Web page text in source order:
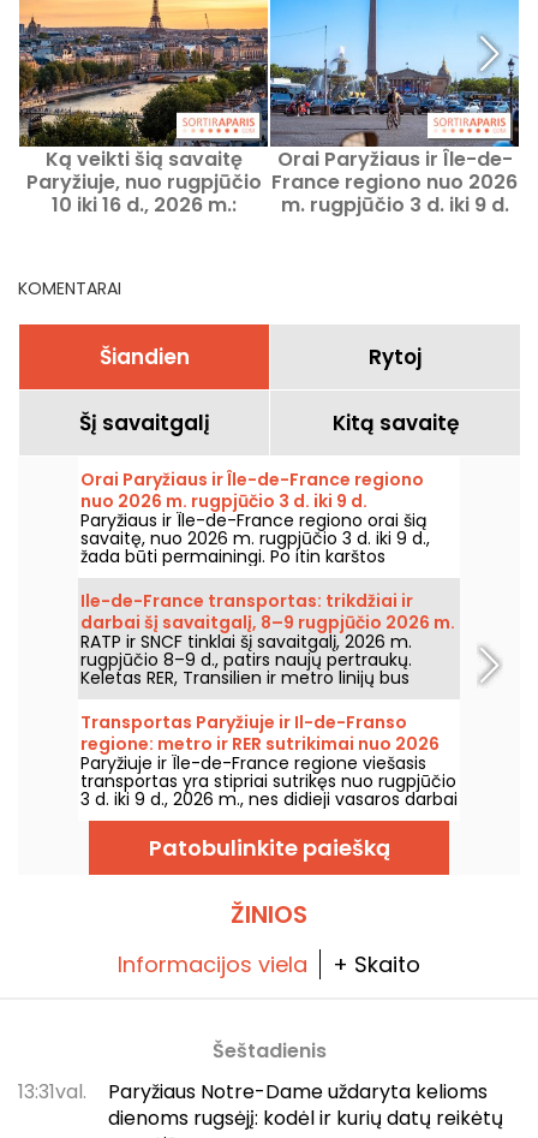
Ką veikti šią savaitę
Paryžiuje, nuo rugpjūčio
10 iki 16 d., 2026 m.:
Orai Paryžiaus ir Île-de-
France regiono nuo 2026
m. rugpjūčio 3 d. iki 9 d.
KOMENTARAI
Šiandien Rytoj
Šį savaitgalį Kitą savaitę
Orai Paryžiaus ir Île-de-France regiono
nuo 2026 m. rugpjūčio 3 d. iki 9 d.
Paryžiaus ir Île-de-France regiono orai šią
savaitę, nuo 2026 m. rugpjūčio 3 d. iki 9 d.,
žada būti permainingi. Po itin karštos
pirmadienio, kai buvo rizika perkūnijų,
temperatūros laikysis palaipsniui kris, kol grįš
šiltesnis ir saulėtas oras savaitgalį.
Ile-de-France transportas: trikdžiai ir
darbai šį savaitgalį, 8–9 rugpjūčio 2026 m.
RATP ir SNCF tinklai šį savaitgalį, 2026 m.
rugpjūčio 8–9 d., patirs naujų pertraukų.
Keletas RER, Transilien ir metro linijų bus
paveiktos darbų ir laikino sustojimo;
pateikiame viską, ką reikia žinoti, kad
galėtumėte iš anksto suplanuoti keliones.
Transportas Paryžiuje ir Il-de-Franso
regione: metro ir RER sutrikimai nuo 2026
m. rugpjūčio 3 d. iki 9 d.
Paryžiuje ir Île-de-France regione viešasis
transportas yra stipriai sutrikęs nuo rugpjūčio
3 d. iki 9 d., 2026 m., nes didieji vasaros darbai
itin smarkiai paveikia kai kurias linijas,
praneša RATP ir SNCF.
Patobulinkite paiešką
ŽINIOS
Informacijos viela + Skaito
Šeštadienis
13:31val.
Paryžiaus Notre-Dame uždaryta kelioms
dienoms rugsėjį: kodėl ir kurių datų reikėtų